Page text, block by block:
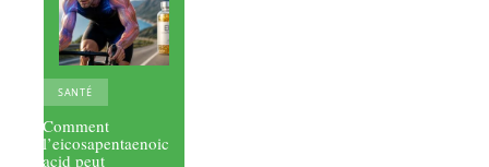
SANTÉ
Comment
l’eicosapentaenoic
acid peut